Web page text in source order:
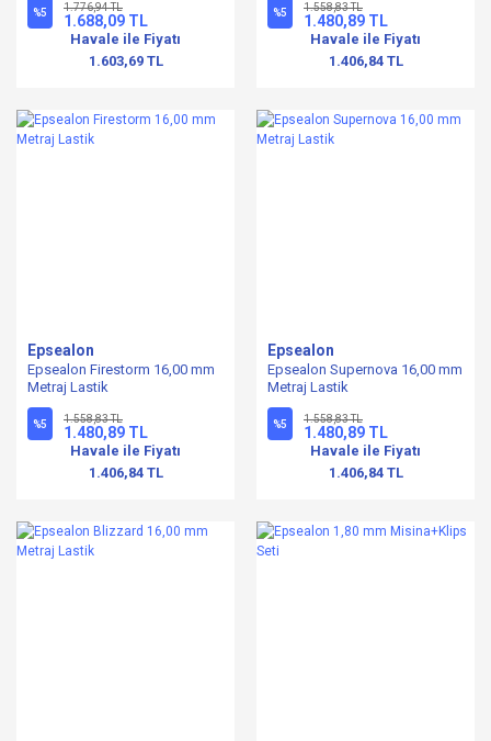
%5 1.776,94 TL
1.688,09 TL
Havale ile Fiyatı
1.603,69 TL
%5 1.558,83 TL
1.480,89 TL
Havale ile Fiyatı
1.406,84 TL
Epsealon
Epsealon Firestorm 16,00 mm
Metraj Lastik
%5 1.558,83 TL
1.480,89 TL
Havale ile Fiyatı
1.406,84 TL
Epsealon
Epsealon Supernova 16,00 mm
Metraj Lastik
%5 1.558,83 TL
1.480,89 TL
Havale ile Fiyatı
1.406,84 TL